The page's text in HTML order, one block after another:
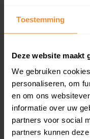
Toestemming
Deze website maakt
We gebruiken
personaliseren, om
en om ons
informatie over uw
partners voor social
partners kunnen
en koopdatum)
koopsommen.
Bekijk
Direct